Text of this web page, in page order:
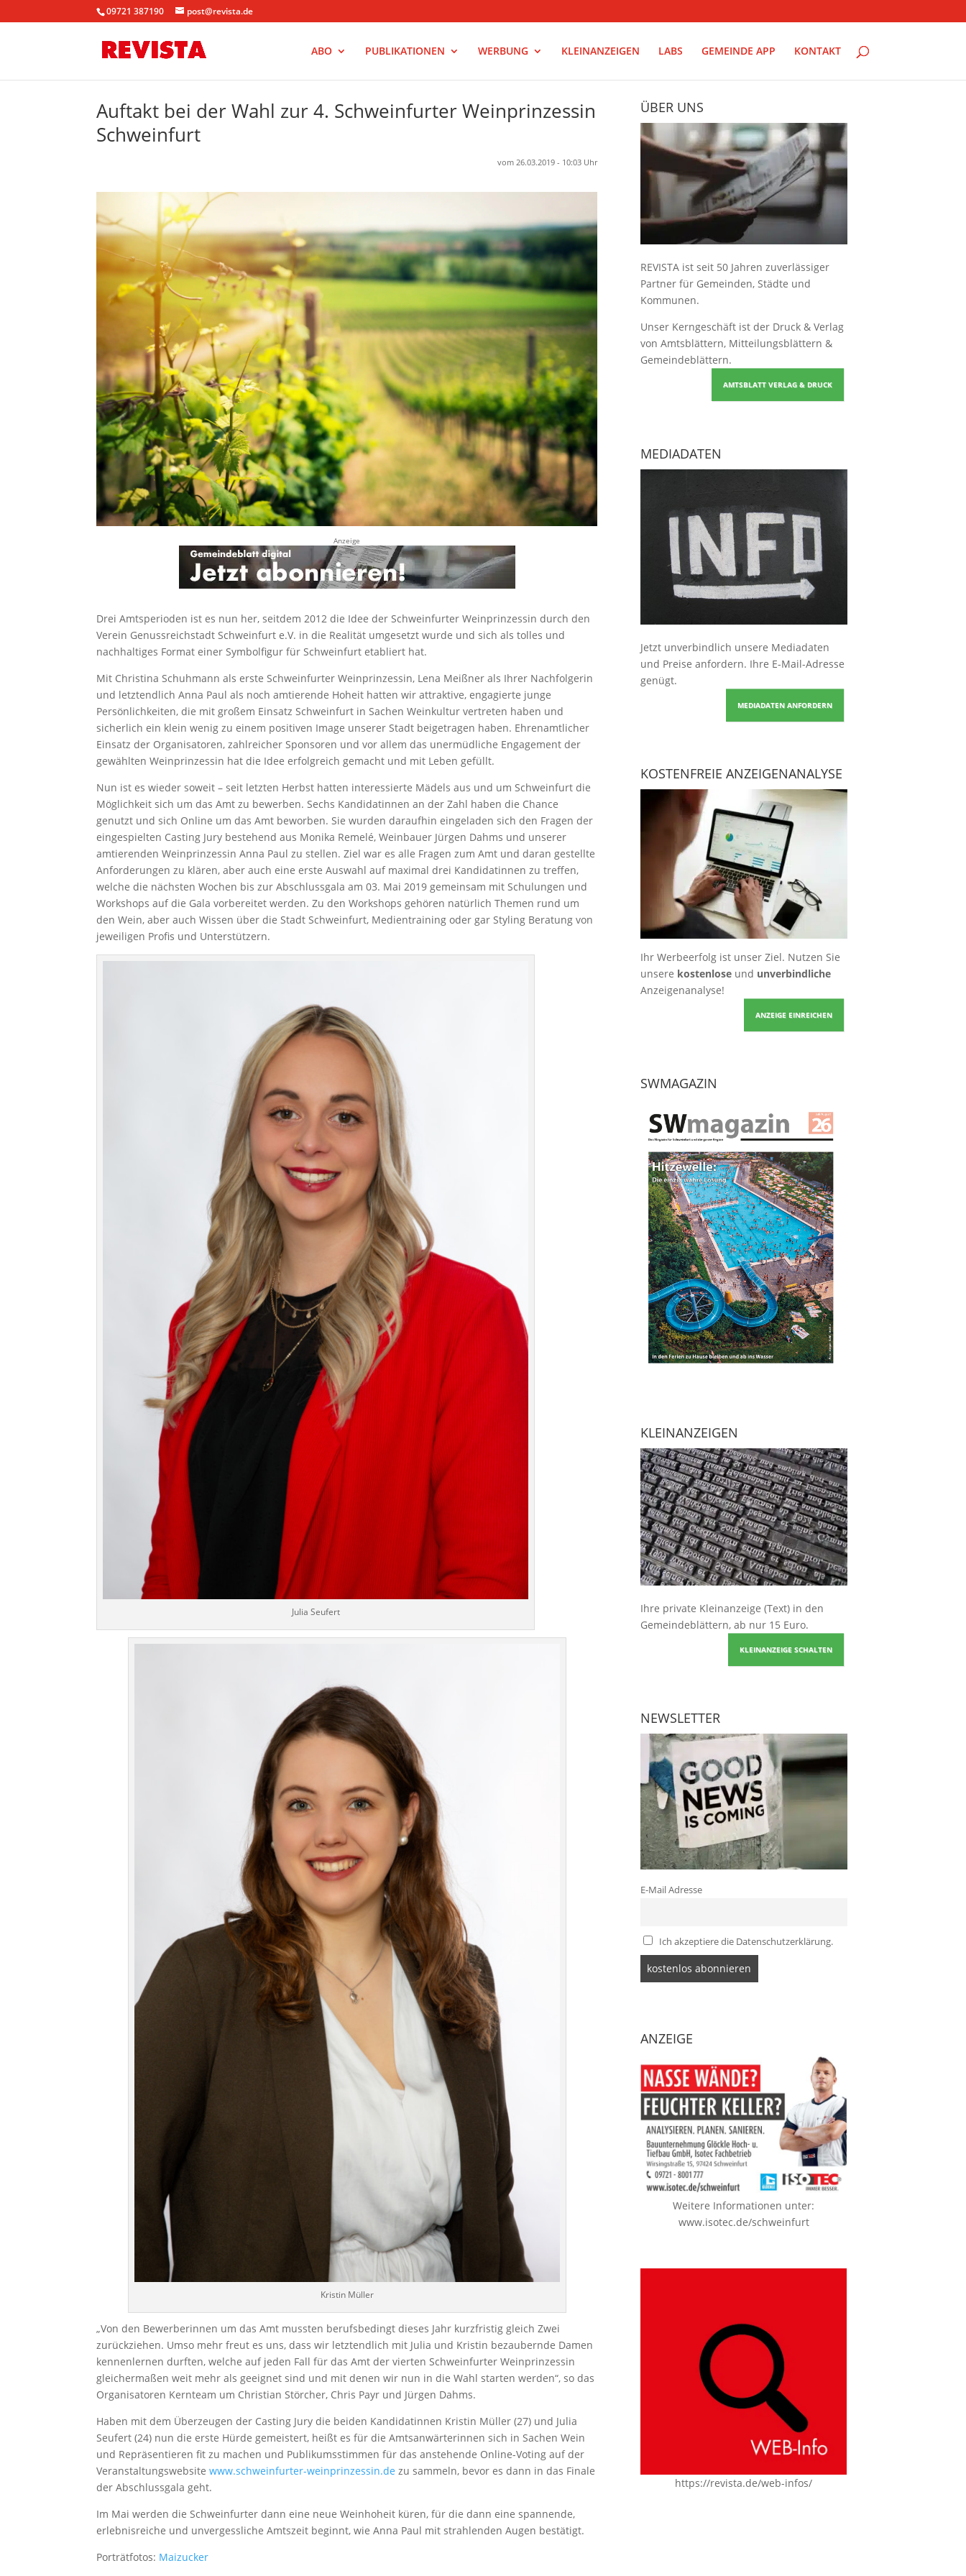
09721 387190 post@revista.de
ABO PUBLIKATIONEN WERBUNG KLEINANZEIGEN LABS GEMEINDE APP KONTAKT
Auftakt bei der Wahl zur 4. Schweinfurter Weinprinzessin
Schweinfurt
vom 26.03.2019 - 10:03 Uhr
Anzeige
Drei Amtsperioden ist es nun her, seitdem 2012 die Idee der Schweinfurter Weinprinzessin durch den
Verein Genussreichstadt Schweinfurt e.V. in die Realität umgesetzt wurde und sich als tolles und
nachhaltiges Format einer Symbolfigur für Schweinfurt etabliert hat.
Mit Christina Schuhmann als erste Schweinfurter Weinprinzessin, Lena Meißner als Ihrer Nachfolgerin
und letztendlich Anna Paul als noch amtierende Hoheit hatten wir attraktive, engagierte junge
Persönlichkeiten, die mit großem Einsatz Schweinfurt in Sachen Weinkultur vertreten haben und
sicherlich ein klein wenig zu einem positiven Image unserer Stadt beigetragen haben. Ehrenamtlicher
Einsatz der Organisatoren, zahlreicher Sponsoren und vor allem das unermüdliche Engagement der
gewählten Weinprinzessin hat die Idee erfolgreich gemacht und mit Leben gefüllt.
Nun ist es wieder soweit – seit letzten Herbst hatten interessierte Mädels aus und um Schweinfurt die
Möglichkeit sich um das Amt zu bewerben. Sechs Kandidatinnen an der Zahl haben die Chance
genutzt und sich Online um das Amt beworben. Sie wurden daraufhin eingeladen sich den Fragen der
eingespielten Casting Jury bestehend aus Monika Remelé, Weinbauer Jürgen Dahms und unserer
amtierenden Weinprinzessin Anna Paul zu stellen. Ziel war es alle Fragen zum Amt und daran gestellte
Anforderungen zu klären, aber auch eine erste Auswahl auf maximal drei Kandidatinnen zu treffen,
welche die nächsten Wochen bis zur Abschlussgala am 03. Mai 2019 gemeinsam mit Schulungen und
Workshops auf die Gala vorbereitet werden. Zu den Workshops gehören natürlich Themen rund um
den Wein, aber auch Wissen über die Stadt Schweinfurt, Medientraining oder gar Styling Beratung von
jeweiligen Profis und Unterstützern.
Julia Seufert
Kristin Müller
„Von den Bewerberinnen um das Amt mussten berufsbedingt dieses Jahr kurzfristig gleich Zwei
zurückziehen. Umso mehr freut es uns, dass wir letztendlich mit Julia und Kristin bezaubernde Damen
kennenlernen durften, welche auf jeden Fall für das Amt der vierten Schweinfurter Weinprinzessin
gleichermaßen weit mehr als geeignet sind und mit denen wir nun in die Wahl starten werden“, so das
Organisatoren Kernteam um Christian Störcher, Chris Payr und Jürgen Dahms.
Haben mit dem Überzeugen der Casting Jury die beiden Kandidatinnen Kristin Müller (27) und Julia
Seufert (24) nun die erste Hürde gemeistert, heißt es für die Amtsanwärterinnen sich in Sachen Wein
und Repräsentieren fit zu machen und Publikumsstimmen für das anstehende Online-Voting auf der
Veranstaltungswebsitewww.schweinfurter-weinprinzessin.de zu sammeln, bevor es dann in das Finale
der Abschlussgala geht.
Im Mai werden die Schweinfurter dann eine neue Weinhoheit küren, für die dann eine spannende,
erlebnisreiche und unvergessliche Amtszeit beginnt, wie Anna Paul mit strahlenden Augen bestätigt.
Porträtfotos: Maizucker
ÜBER UNS
REVISTA ist seit 50 Jahren zuverlässiger
Partner für Gemeinden, Städte und
Kommunen.
Unser Kerngeschäft ist der Druck & Verlag
von Amtsblättern, Mitteilungsblättern &
Gemeindeblättern.
AMTSBLATT VERLAG & DRUCK
MEDIADATEN
Jetzt unverbindlich unsere Mediadaten
und Preise anfordern. Ihre E-Mail-Adresse
genügt.
MEDIADATEN ANFORDERN
KOSTENFREIE ANZEIGENANALYSE
Ihr Werbeerfolg ist unser Ziel. Nutzen Sie
unsere kostenloseund unverbindliche
Anzeigenanalyse!
ANZEIGE EINREICHEN
SWMAGAZIN
KLEINANZEIGEN
Ihre private Kleinanzeige (Text) in den
Gemeindeblättern, ab nur 15 Euro.
KLEINANZEIGE SCHALTEN
NEWSLETTER
E-Mail Adresse
Ich akzeptiere die Datenschutzerklärung.
ANZEIGE
Weitere Informationen unter:
www.isotec.de/schweinfurt
https://revista.de/web-infos/